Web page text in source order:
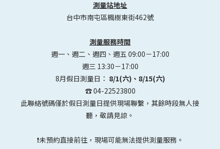
測量站地址
台中市南屯區楓樹東街462號
測量服務時間
週一、週二、週四、週五 09:00－17:00
週三 13:30－17:00
8月假日測量日： 8/1(六)、8/15(六)
☎️ 04-22523800
此聯絡號碼僅於假日測量日提供現場聯繫，其餘時段無人接
聽，敬請見諒。
❗未預約直接前往，現場可能無法提供測量服務。